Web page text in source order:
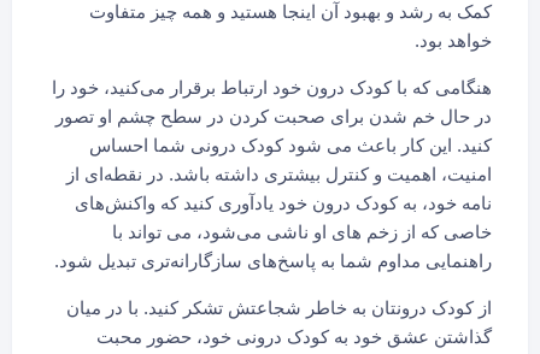
کمک به رشد و بهبود آن اینجا هستید و همه چیز متفاوت
خواهد بود.
هنگامی که با کودک درون خود ارتباط برقرار می‌کنید، خود را
در حال خم شدن برای صحبت کردن در سطح چشم او تصور
کنید. این کار باعث می شود کودک درونی شما احساس
امنیت، اهمیت و کنترل بیشتری داشته باشد. در نقطه‌ای از
نامه خود، به کودک درون خود یادآوری کنید که واکنش‌های
خاصی که از زخم های او ناشی می‌شود، می تواند با
راهنمایی مداوم شما به پاسخ‌های سازگارانه‌تری تبدیل شود.
از کودک درونتان به خاطر شجاعتش تشکر کنید. با در میان
گذاشتن عشق خود به کودک درونی خود، حضور محبت